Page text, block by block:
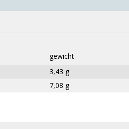
gewicht
3,43 g
7,08 g